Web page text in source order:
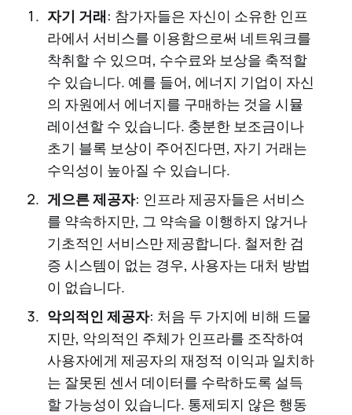
자기 거래: 참가자들은 자신이 소유한 인프
라에서 서비스를 이용함으로써 네트워크를
착취할 수 있으며, 수수료와 보상을 축적할
수 있습니다. 예를 들어, 에너지 기업이 자신
의 자원에서 에너지를 구매하는 것을 시뮬
레이션할 수 있습니다. 충분한 보조금이나
초기 블록 보상이 주어진다면, 자기 거래는
수익성이 높아질 수 있습니다.
게으른 제공자: 인프라 제공자들은 서비스
를 약속하지만, 그 약속을 이행하지 않거나
기초적인 서비스만 제공합니다. 철저한 검
증 시스템이 없는 경우, 사용자는 대처 방법
이 없습니다.
악의적인 제공자: 처음 두 가지에 비해 드물
지만, 악의적인 주체가 인프라를 조작하여
사용자에게 제공자의 재정적 이익과 일치하
는 잘못된 센서 데이터를 수락하도록 설득
할 가능성이 있습니다. 통제되지 않은 행동